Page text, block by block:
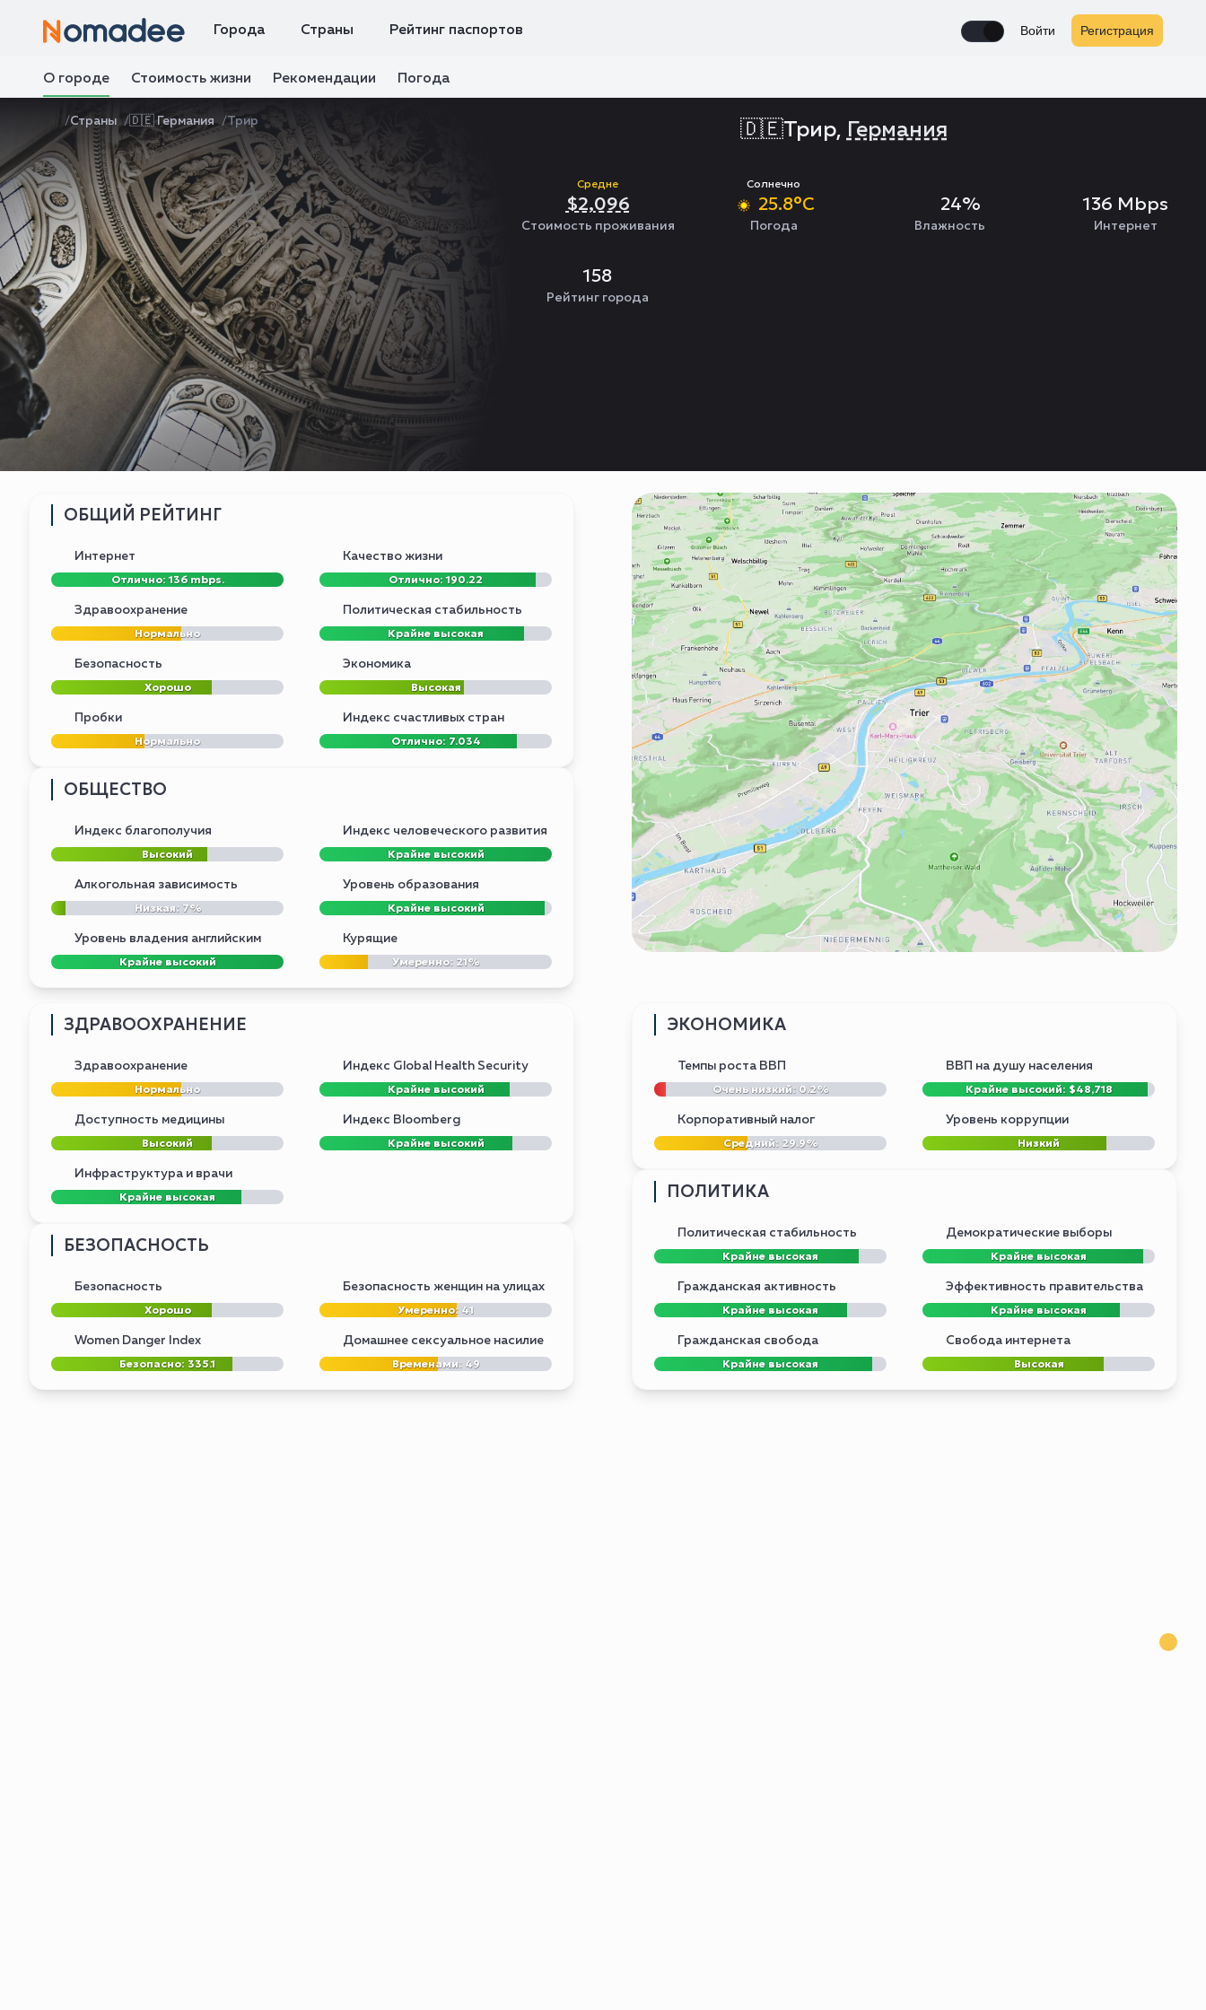
Города Страны Рейтинг паспортов Enable notifications
Войти Регистрация
О городе Стоимость жизни Рекомендации Погода
Страны 🇩🇪 Германия Трир 🇩🇪Трир, Германия
Средне
$2,096
Стоимость проживания
Солнечно
25.8°C
Погода
24%
Влажность
136 Mbps
Интернет
158
Рейтинг города
ОБЩИЙ РЕЙТИНГ
Интернет
Отлично: 136 mbps.
Качество жизни
Отлично: 190.22
Здравоохранение
Нормально
Политическая стабильность
Крайне высокая
Безопасность
Хорошо
Экономика
Высокая
Пробки
Нормально
Индекс счастливых стран
Отлично: 7.034
ОБЩЕСТВО
Индекс благополучия
Высокий
Индекс человеческого развития
Крайне высокий
Алкогольная зависимость
Низкая: 7%
Уровень образования
Крайне высокий
Уровень владения английским
Крайне высокий
Курящие
Умеренно: 21%
ЗДРАВООХРАНЕНИЕ
Здравоохранение
Нормально
Индекс Global Health Security
Крайне высокий
Доступность медицины
Высокий
Индекс Bloomberg
Крайне высокий
Инфраструктура и врачи
Крайне высокая
БЕЗОПАСНОСТЬ
Безопасность
Хорошо
Безопасность женщин на улицах
Умеренно: 41
Women Danger Index
Безопасно: 335.1
Домашнее сексуальное насилие
Временами: 49
ЭКОНОМИКА
Темпы роста ВВП
Очень низкий: 0.2%
ВВП на душу населения
Крайне высокий: $48,718
Корпоративный налог
Средний: 29.9%
Уровень коррупции
Низкий
ПОЛИТИКА
Политическая стабильность
Крайне высокая
Демократические выборы
Крайне высокая
Гражданская активность
Крайне высокая
Эффективность правительства
Крайне высокая
Гражданская свобода
Крайне высокая
Свобода интернета
Высокая